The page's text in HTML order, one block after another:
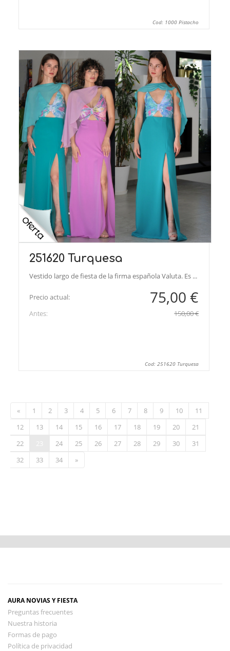
Cod: 1000 Pistacho
251620 Turquesa
Vestido largo de fiesta de la firma española Valuta. Es ...
Precio actual: 75,00 €
Antes: 150,00 €
Cod: 251620 Turquesa
« 1 2 3 4 5 6 7 8 9 10
11
12
13 14 15 16 17 18 19 20
21
22
24 25 26 27 28 29 30
31
32
33 34 »
AURA NOVIAS Y FIESTA
Preguntas frecuentes
Nuestra historia
Formas de pago
Política de privacidad